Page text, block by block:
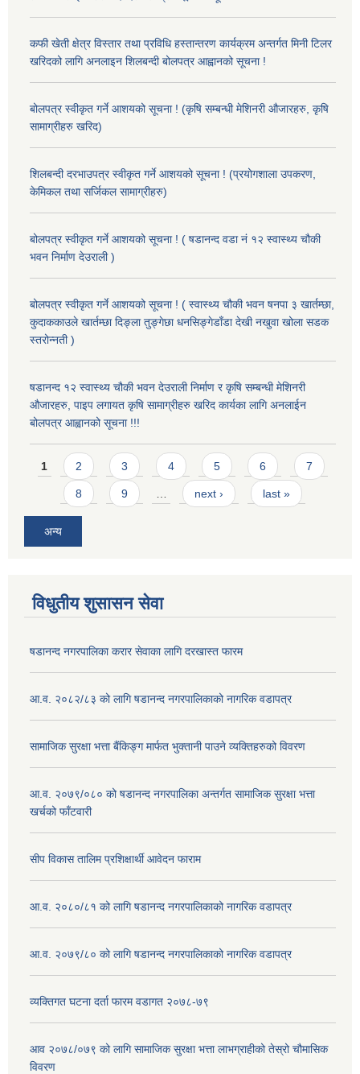
कफी खेती क्षेत्र विस्तार तथा प्रविधि हस्तान्तरण कार्यक्रम अन्तर्गत मिनी टिलर
खरिदको लागि अनलाइन शिलबन्दी बोलपत्र आह्वानको सूचना !
बोलपत्र स्वीकृत गर्ने आशयको सूचना ! (कृषि सम्बन्धी मेशिनरी औजारहरु, कृषि
सामाग्रीहरु खरिद)
शिलबन्दी दरभाउपत्र स्वीकृत गर्ने आशयको सूचना ! (प्रयोगशाला उपकरण,
केमिकल तथा सर्जिकल सामाग्रीहरु)
बोलपत्र स्वीकृत गर्ने आशयको सूचना ! ( षडानन्द वडा नं १२ स्वास्थ्य चौकी
भवन निर्माण देउराली )
बोलपत्र स्वीकृत गर्ने आशयको सूचना ! ( स्वास्थ्य चौकी भवन षनपा ३ खार्तम्छा,
कुदाककाउले खार्तम्छा दिङ्ला तुङ्गेछा धनसिङ्गेडाँडा देखी नखुवा खोला सडक
स्तरोन्नती )
षडानन्द १२ स्वास्थ्य चौकी भवन देउराली निर्माण र कृषि सम्बन्धी मेशिनरी
औजारहरु, पाइप लगायत कृषि सामाग्रीहरु खरिद कार्यका लागि अनलाईन
बोलपत्र आह्वानको सूचना !!!
Pages
1 2 3 4 5 6 7
8 9 … next › last »
अन्य
विधुतीय शुसासन सेवा
षडानन्द नगरपालिका करार सेवाका लागि दरखास्त फारम
आ.व. २०८२/८३ को लागि षडानन्द नगरपालिकाको नागरिक वडापत्र
सामाजिक सुरक्षा भत्ता बैंकिङ्ग मार्फत भुक्तानी पाउने व्यक्तिहरुको विवरण
आ.व. २०७९/०८० को षडानन्द नगरपालिका अन्तर्गत सामाजिक सुरक्षा भत्ता
खर्चको फाँटवारी
सीप विकास तालिम प्रशिक्षार्थी आवेदन फाराम
आ.व. २०८०/८१ को लागि षडानन्द नगरपालिकाको नागरिक वडापत्र
आ.व. २०७९/८० को लागि षडानन्द नगरपालिकाको नागरिक वडापत्र
व्यक्तिगत घटना दर्ता फारम वडागत २०७८-७९
आव २०७८/०७९ को लागि सामाजिक सुरक्षा भत्ता लाभग्राहीको तेस्रो चौमासिक
विवरण